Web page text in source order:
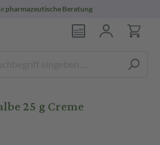
pharmazeutische Beratung
25 g Creme